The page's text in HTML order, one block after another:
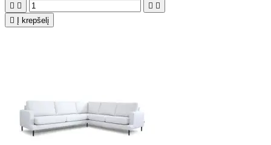
   

Į krepšelį